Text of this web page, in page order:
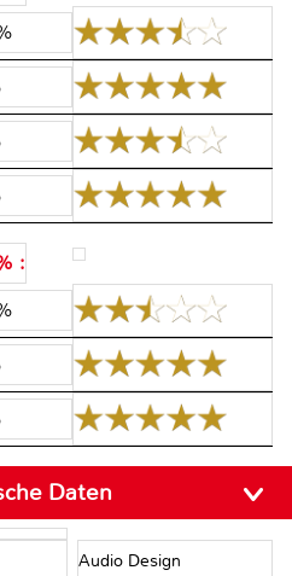
:
Daten
Audio Design